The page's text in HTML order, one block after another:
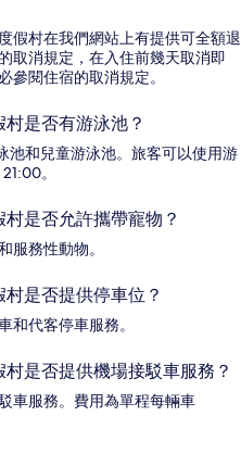
假村在我們網站上有提供可全額退
取消規定，在入住前幾天取消即
參閱住宿的取消規定。
是否有游泳池？
池和兒童游泳池。旅客可以使用游
。
是否允許攜帶寵物？
服務性動物。
是否提供停車位？
和代客停車服務。
是否提供機場接駁車服務？
車服務。費用為單程每輛車